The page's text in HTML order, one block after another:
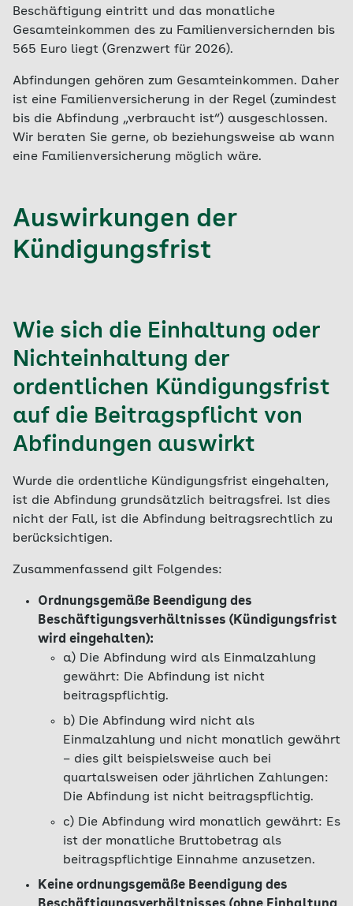
Beschäftigung eintritt und das monatliche
Gesamteinkommen des zu Familienversichernden bis
565 Euro liegt (Grenzwert für 2026).
Abfindungen gehören zum Gesamteinkommen. Daher
ist eine Familienversicherung in der Regel (zumindest
bis die Abfindung „verbraucht ist“) ausgeschlossen.
Wir beraten Sie gerne, ob beziehungsweise ab wann
eine Familienversicherung möglich wäre.
Auswirkungen der
Kündigungsfrist
Wie sich die Einhaltung oder
Nichteinhaltung der
ordentlichen Kündigungsfrist
auf die Beitragspflicht von
Abfindungen auswirkt
Wurde die ordentliche Kündigungsfrist eingehalten,
ist die Abfindung grundsätzlich beitragsfrei. Ist dies
nicht der Fall, ist die Abfindung beitragsrechtlich zu
berücksichtigen.
Zusammenfassend gilt Folgendes:
Ordnungsgemäße Beendigung des
Beschäftigungsverhältnisses (Kündigungsfrist
wird eingehalten):
a) Die Abfindung wird als Einmalzahlung
gewährt: Die Abfindung ist nicht
beitragspflichtig.
b) Die Abfindung wird nicht als
Einmalzahlung und nicht monatlich gewährt
– dies gilt beispielsweise auch bei
quartalsweisen oder jährlichen Zahlungen:
Die Abfindung ist nicht beitragspflichtig.
c) Die Abfindung wird monatlich gewährt: Es
ist der monatliche Bruttobetrag als
beitragspflichtige Einnahme anzusetzen.
Keine ordnungsgemäße Beendigung des